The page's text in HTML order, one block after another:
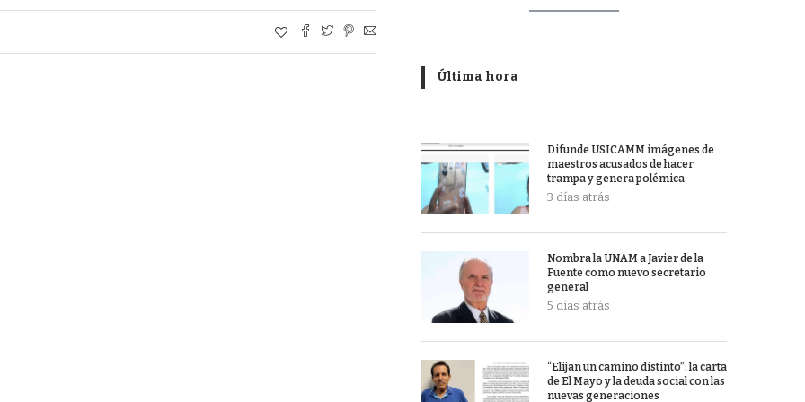
Última hora
Difunde USICAMM imágenes de
maestros acusados de hacer
trampa y genera polémica
3 días atrás
Nombra la UNAM a Javier de la
Fuente como nuevo secretario
general
5 días atrás
“Elijan un camino distinto”: la carta
de El Mayo y la deuda social con las
nuevas generaciones